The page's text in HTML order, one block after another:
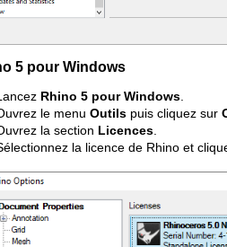
5 pour Windows
Rhino 5 pour Windows.
le menu Outils puis cliquez sur
la section Licences.
la licence de Rhino et